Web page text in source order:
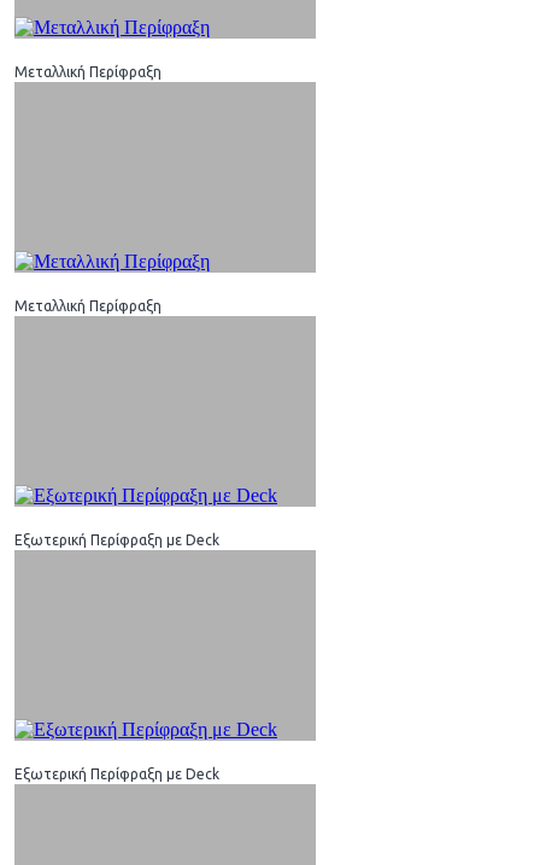
Μεταλλική Περίφραξη
Μεταλλική Περίφραξη
Εξωτερική Περίφραξη με Deck
Εξωτερική Περίφραξη με Deck